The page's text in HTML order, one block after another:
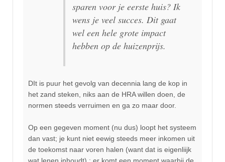
sparen voor je eerste huis? Ik
wens je veel succes. Dit gaat
wel een hele grote impact
hebben op de huizenprijs.
DIt is puur het gevolg van decennia lang de kop in
het zand steken, niks aan de HRA willen doen, de
normen steeds verruimen en ga zo maar door.
Op een gegeven moment (nu dus) loopt het systeem
dan vast; je kunt niet eewig steeds meer inkomen uit
de toekomst naar voren halen (want dat is eigenliijk